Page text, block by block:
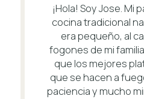
¡Hola! Soy Jose. Mi
cocina tradicional
era pequeño, al
fogones de mi
que los mejores
que se hacen a
paciencia y mucho